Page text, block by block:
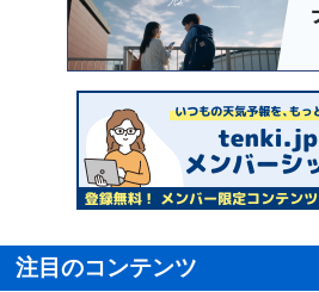
注目のコンテンツ